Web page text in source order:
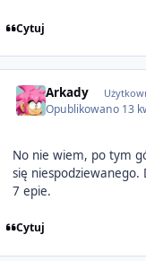
Cytuj
Arkady
Opublikowano 13
No nie wiem, po tym
się niespodziewanego.
7 epie.
Cytuj